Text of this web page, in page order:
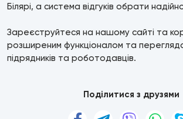
Білярі, а система відгуків обрати
Зареєструйтеся на нашому сайті та
розширеним функціоналом та
підрядників та роботодавців.
Поділитися з друзями